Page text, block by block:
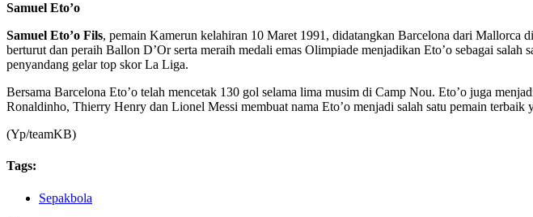
Samuel Eto’o
Samuel Eto’o Fils, pemain Kamerun kelahiran 10 Maret 1991, didatangkan Barcelona dari Mallorca
berturut dan peraih Ballon D’Or serta meraih medali emas Olimpiade menjadikan Eto’o sebagai
penyandang gelar top skor La Liga.
Bersama Barcelona Eto’o telah mencetak 130 gol selama lima musim di Camp Nou. Eto’o juga
Ronaldinho, Thierry Henry dan Lionel Messi membuat nama Eto’o menjadi salah satu pemain terbaik
(Yp/teamKB)
Tags:
Sepakbola